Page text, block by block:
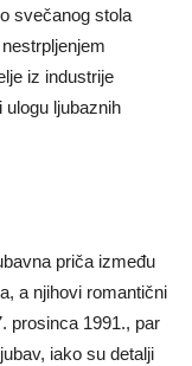
svečanog stola
iz industrije
ulogu ljubaznih
priča između
a njihovi romantični
prosinca 1991., par
iako su detalji